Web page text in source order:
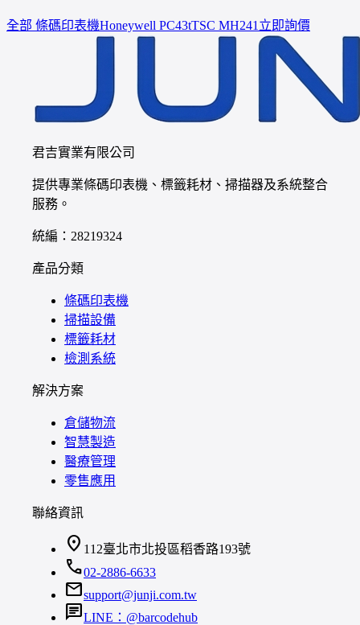
全部 條碼印表機Honeywell PC43tTSC MH241 立即詢價
君吉實業有限公司
提供專業條碼印表機、標籤耗材、掃描器及系統整合
服務。
統編：28219324
產品分類
條碼印表機
掃描設備
標籤耗材
檢測系統
解決方案
倉儲物流
智慧製造
醫療管理
零售應用
聯絡資訊
location_on 112臺北市北投區稻香路193號
call02-2886-6633
mailsupport@junji.com.tw
chatLINE：@barcodehub